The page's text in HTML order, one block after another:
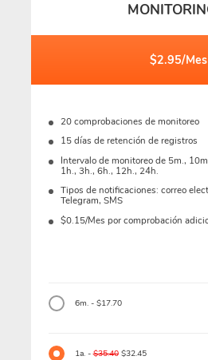
$2.95/Mes
20 comprobaciones de monitoreo
15 días de retención de registros
Intervalo de monitoreo de 5m.,
1h., 3h., 6h., 12h., 24h.
Tipos de notificaciones: correo
Telegram, SMS
$0.15/Mes por comprobación
6m. - $17.70
1a. -$35.40$32.45